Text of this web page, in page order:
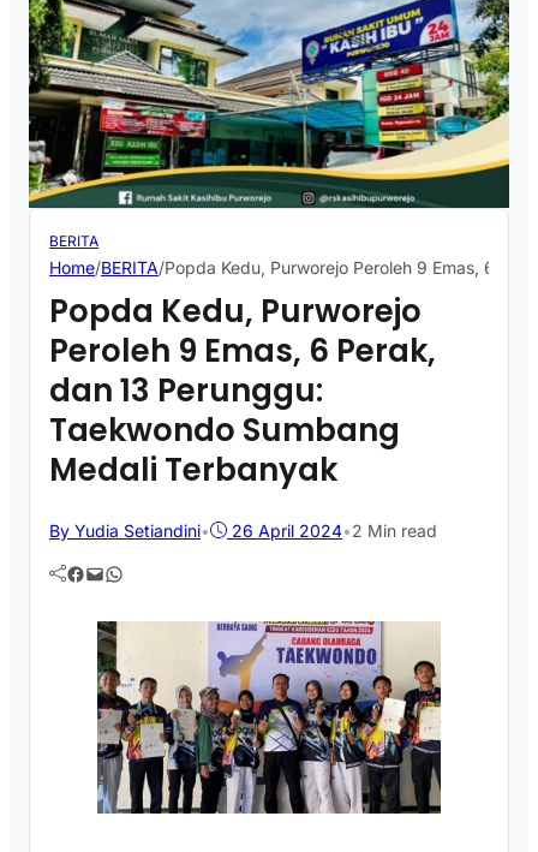
BERITA
Home/BERITA/Popda Kedu, Purworejo Peroleh 9 Emas, 6
Popda Kedu, Purworejo
Peroleh 9 Emas, 6 Perak,
dan 13 Perunggu:
Taekwondo Sumbang
Medali Terbanyak
By Yudia Setiandini• 26 April 2024•2 Min read
Facebook Mail WhatsApp